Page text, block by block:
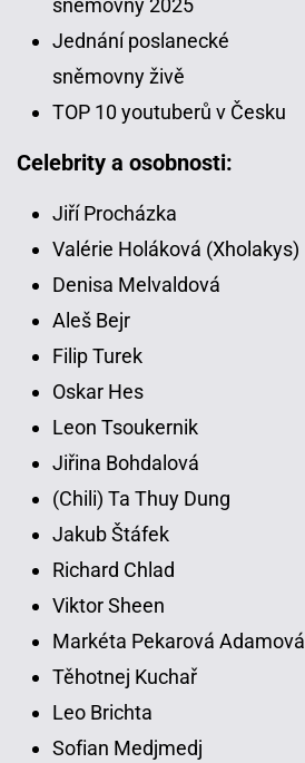
sněmovny 2025
Jednání poslanecké
sněmovny živě
TOP 10 youtuberů v Česku
Celebrity a osobnosti:
Jiří Procházka
Valérie Holáková (Xholakys)
Denisa Melvaldová
Aleš Bejr
Filip Turek
Oskar Hes
Leon Tsoukernik
Jiřina Bohdalová
(Chili) Ta Thuy Dung
Jakub Štáfek
Richard Chlad
Viktor Sheen
Markéta Pekarová Adamová
Těhotnej Kuchař
Leo Brichta
Sofian Medjmedj